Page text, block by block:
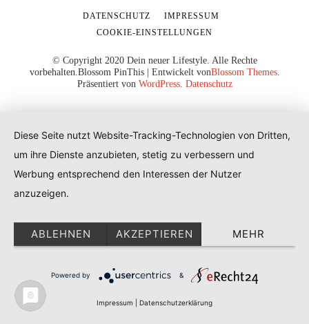
© Copyright 2020 Dein neuer Lifestyle. Alle Rechte
vorbehalten.Blossom PinThis | Entwickelt vonBlossom Themes.
Präsentiert von WordPress. Datenschutz
DATENSCHUTZ
IMPRESSUM
COOKIE-EINSTELLUNGEN
Diese Seite nutzt Website-Tracking-Technologien von Dritten,
um ihre Dienste anzubieten, stetig zu verbessern und
Werbung entsprechend den Interessen der Nutzer
anzuzeigen.
ABLEHNEN AKZEPTIEREN MEHR
Powered by &
Impressum Datenschutzerklärung